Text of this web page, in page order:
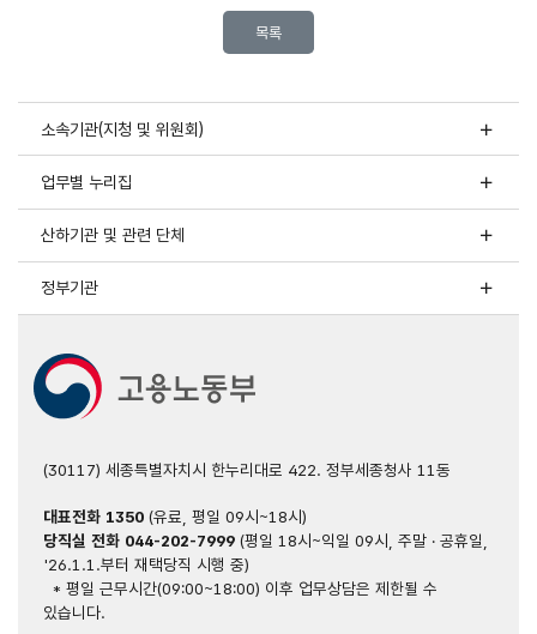
목록
소속기관(지청 및 위원회)
업무별 누리집
산하기관 및 관련 단체
정부기관
(30117) 세종특별자치시 한누리대로 422. 정부세종청사 11동
대표전화 1350(유료, 평일 09시~18시)
당직실 전화 044-202-7999(평일 18시~익일 09시, 주말 · 공휴일,
'26.1.1.부터 재택당직 시행 중)
* 평일 근무시간(09:00~18:00) 이후 업무상담은 제한될 수
있습니다.